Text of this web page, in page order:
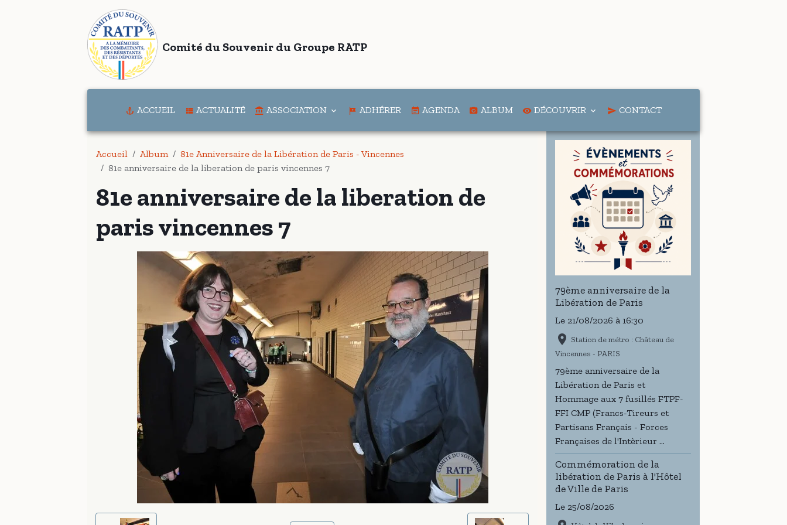
Comité du Souvenir du Groupe RATP
ACCUEIL ACTUALITÉ ASSOCIATION ADHÉRER AGENDA ALBUM DÉCOUVRIR CONTACT
Accueil Album
81e Anniversaire de la Libération de Paris - Vincennes
81e anniversaire de la liberation de paris vincennes 7
81e anniversaire de la liberation de
paris vincennes 7
79ème anniversaire de la
Libération de Paris
Le 21/08/2026 à 16:30
Station de métro : Château de
Vincennes - PARIS
79ème anniversaire de la
Libération de Paris et
Hommage aux 7 fusillés FTPF-
FFI CMP (Francs-Tireurs et
Partisans Français - Forces
Françaises de l'Intèrieur ...
Commémoration de la
libération de Paris à l'Hôtel
de Ville de Paris
Le 25/08/2026